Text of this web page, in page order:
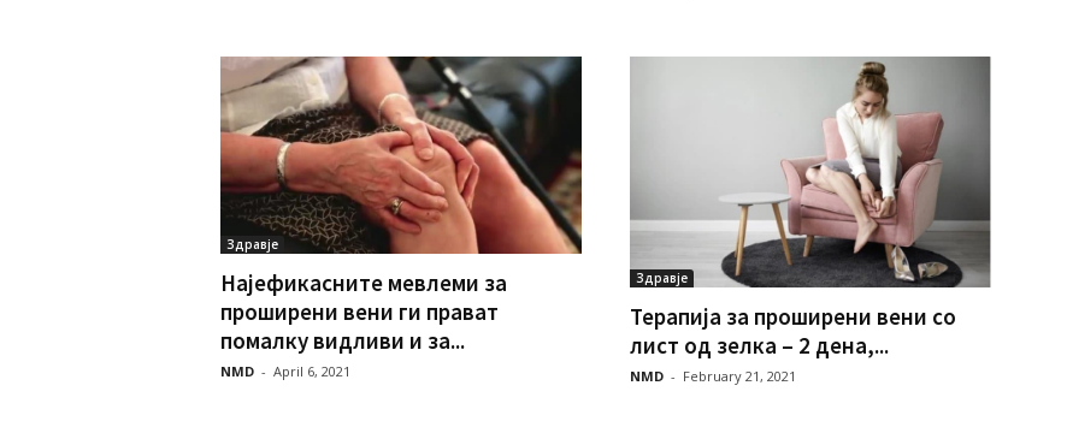
Здравје
Најефикасните мевлеми за
проширени вени ги прават
помалку видливи и за...
NMD - April 6, 2021
Здравје
Терапија за проширени вени со
лист од зелка – 2 дена,...
NMD - February 21, 2021